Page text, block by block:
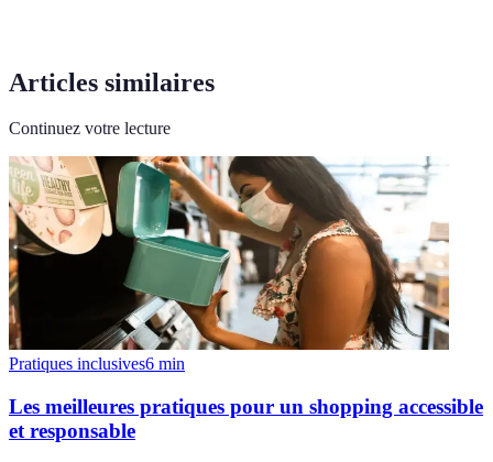
Articles similaires
Continuez votre lecture
Pratiques inclusives6 min
Les meilleures pratiques pour un shopping accessible
et responsable